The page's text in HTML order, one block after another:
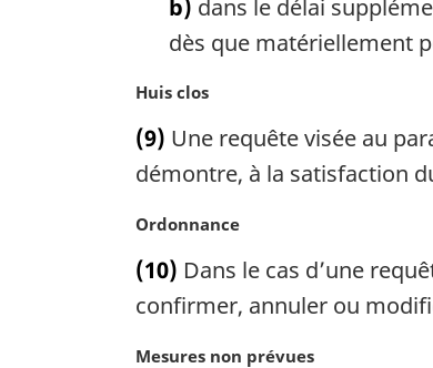
l
e
:
b) dans le délai
dès que matériellement
N
t
e
a
g
i
a
Huis clos
(9) Une requête visée au
démontre, à la satisfaction
N
t
e
a
Ordonnance
(10) Dans le cas d’une
confirmer, annuler ou
N
Mesures non prévues